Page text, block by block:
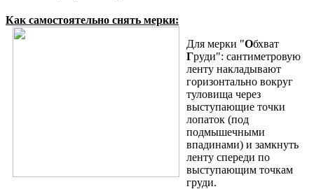
Как самостоятельно снять мерки:
Для мерки "Обхват
Груди": сантиметровую
ленту накладывают
горизонтально вокруг
туловища через
выступающие точки
лопаток (под
подмышечными
впадинами) и замкнуть
ленту спереди по
выступающим точкам
груди.